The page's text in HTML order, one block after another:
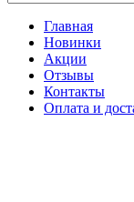
Главная
Новинки
Акции
Отзывы
Контакты
Оплата и